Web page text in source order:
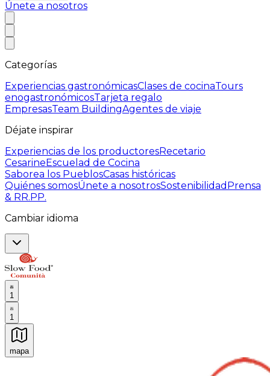
Únete a nosotros
Categorías
Experiencias gastronómicasClases de cocinaTours
enogastronómicosTarjeta regalo
EmpresasTeam BuildingAgentes de viaje
Déjate inspirar
Experiencias de los productoresRecetario
CesarineEscuelad de Cocina
Saborea los PueblosCasas históricas
Quiénes somosÚnete a nosotrosSostenibilidad Prensa
& RR.PP.
Cambiar idioma
1
1
mapa
Experiencias culinarias inolvidables: Experiencias